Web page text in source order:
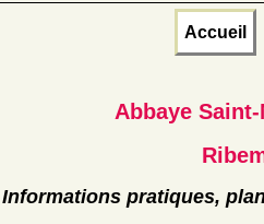
Accueil
Abbaye
Informations pratiques,